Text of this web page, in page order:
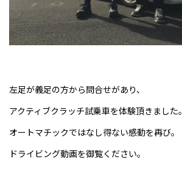
左足が義足の方から問合せがあり、
アクティブクラッチ試乗車を体験頂きました。
オートマチックではなし得ない感動を再び。
ドライビング動画を御覧ください。